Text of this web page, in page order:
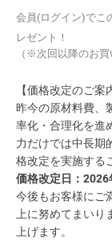
会員(ログイン)でこ
レゼント！
（※次回以降のお買
【価格改定のご案
昨今の原材料費、
率化・合理化を進
力だけでは中長期
格改定を実施する
価格改定日：2026
今後もお客様にご
上に努めてまいり
上げます。